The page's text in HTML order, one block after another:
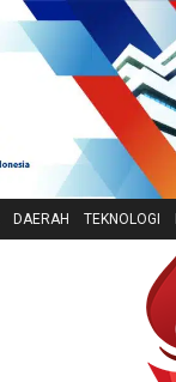
DAERAH TEKNOLOGI